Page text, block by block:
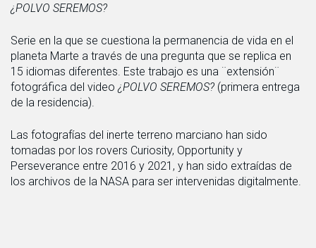
¿POLVO SEREMOS?
Serie en la que se cuestiona la permanencia de vida en el
planeta Marte a través de una pregunta que se replica en
15 idiomas diferentes. Este trabajo es una ¨extensión¨
fotográfica del video ¿POLVO SEREMOS? (primera entrega
de la residencia).
Las fotografías del inerte terreno marciano han sido
tomadas por los rovers Curiosity, Opportunity y
Perseverance entre 2016 y 2021, y han sido extraídas de
los archivos de la NASA para ser intervenidas digitalmente.